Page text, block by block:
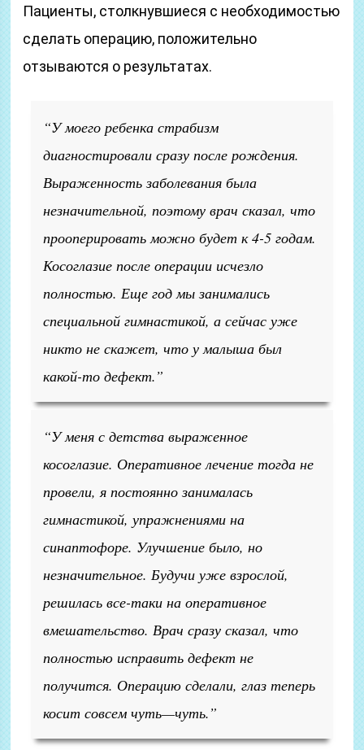
Пациенты, столкнувшиеся с необходимостью
сделать операцию, положительно
отзываются о результатах.
“У моего ребенка страбизм
диагностировали сразу после рождения.
Выраженность заболевания была
незначительной, поэтому врач сказал, что
прооперировать можно будет к 4-5 годам.
Косоглазие после операции исчезло
полностью. Еще год мы занимались
специальной гимнастикой, а сейчас уже
никто не скажет, что у малыша был
какой-то дефект.”
“У меня с детства выраженное
косоглазие. Оперативное лечение тогда не
провели, я постоянно занималась
гимнастикой, упражнениями на
синаптофоре. Улучшение было, но
незначительное. Будучи уже взрослой,
решилась все-таки на оперативное
вмешательство. Врач сразу сказал, что
полностью исправить дефект не
получится. Операцию сделали, глаз теперь
косит совсем чуть—чуть.”